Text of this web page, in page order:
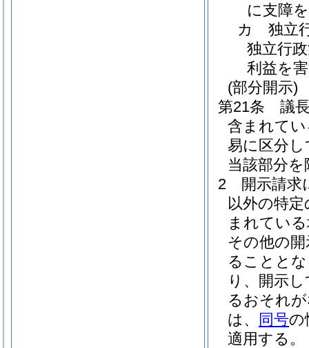
に支障
カ
独立
独立行
利益を
(部分開示)
第21条
議
含まれて
易に区分
当該部分
2
開示請求
以外の特
まれてい
その他の
ることと
り、開示
るおそれ
は、
同号の
適用する。